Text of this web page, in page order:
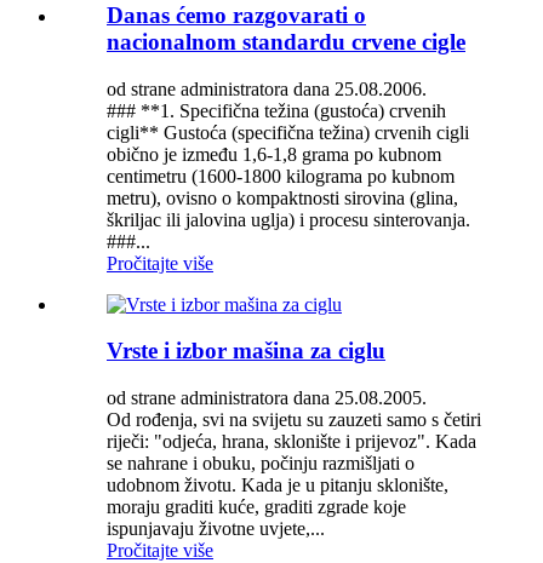
Danas ćemo razgovarati o
nacionalnom standardu crvene cigle
od strane administratora dana 25.08.2006.
### **1. Specifična težina (gustoća) crvenih
cigli** Gustoća (specifična težina) crvenih cigli
obično je između 1,6-1,8 grama po kubnom
centimetru (1600-1800 kilograma po kubnom
metru), ovisno o kompaktnosti sirovina (glina,
škriljac ili jalovina uglja) i procesu sinterovanja.
###...
Pročitajte više
Vrste i izbor mašina za ciglu
od strane administratora dana 25.08.2005.
Od rođenja, svi na svijetu su zauzeti samo s četiri
riječi: "odjeća, hrana, sklonište i prijevoz". Kada
se nahrane i obuku, počinju razmišljati o
udobnom životu. Kada je u pitanju sklonište,
moraju graditi kuće, graditi zgrade koje
ispunjavaju životne uvjete,...
Pročitajte više